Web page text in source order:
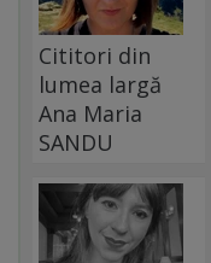
Cititori din
lumea largă
Ana Maria
SANDU